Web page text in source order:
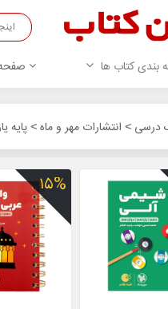
بندی کتاب ها
درسی > انتشارات مهر و ماه > پایه
۱۵%